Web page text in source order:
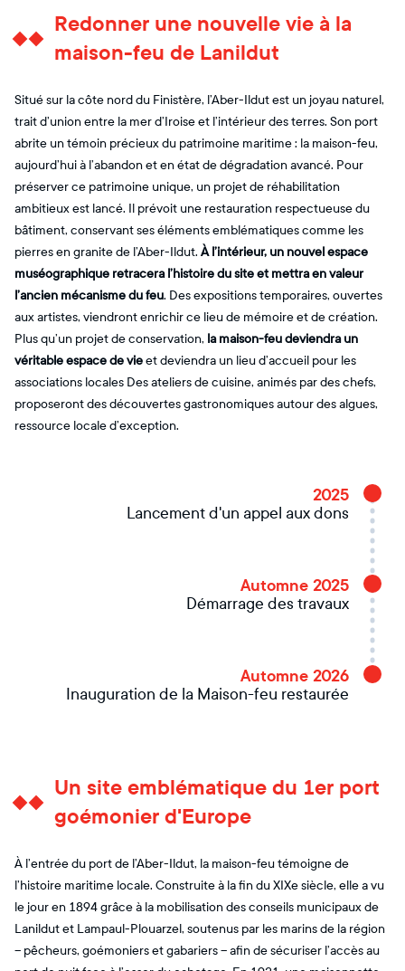
Redonner une nouvelle vie à la
maison-feu de Lanildut
Situé sur la côte nord du Finistère, l’Aber-Ildut est un joyau naturel,
trait d’union entre la mer d’Iroise et l’intérieur des terres. Son port
abrite un témoin précieux du patrimoine maritime : la maison-feu,
aujourd’hui à l’abandon et en état de dégradation avancé. Pour
préserver ce patrimoine unique, un projet de réhabilitation
ambitieux est lancé. Il prévoit une restauration respectueuse du
bâtiment, conservant ses éléments emblématiques comme les
pierres en granite de l’Aber-Ildut. À l’intérieur, un nouvel espace
muséographique retracera l’histoire du site et mettra en valeur
l’ancien mécanisme du feu. Des expositions temporaires, ouvertes
aux artistes, viendront enrichir ce lieu de mémoire et de création.
Plus qu’un projet de conservation, la maison-feu deviendra un
véritable espace de vieet deviendra un lieu d’accueil pour les
associations locales Des ateliers de cuisine, animés par des chefs,
proposeront des découvertes gastronomiques autour des algues,
ressource locale d’exception.
2025
Lancement d'un appel aux dons
Automne 2025
Démarrage des travaux
Automne 2026
Inauguration de la Maison-feu restaurée
Un site emblématique du 1er port
goémonier d'Europe
À l’entrée du port de l’Aber-Ildut, la maison-feu témoigne de
l’histoire maritime locale. Construite à la fin du XIXe siècle, elle a vu
le jour en 1894 grâce à la mobilisation des conseils municipaux de
Lanildut et Lampaul-Plouarzel, soutenus par les marins de la région
– pêcheurs, goémoniers et gabariers – afin de sécuriser l’accès au